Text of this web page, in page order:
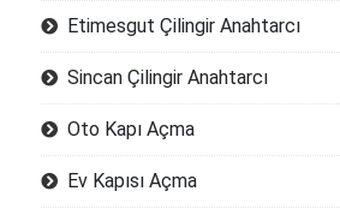
Etimesgut Çilingir Anahtarcı
Sincan Çilingir Anahtarcı
Oto Kapı Açma
Ev Kapısı Açma